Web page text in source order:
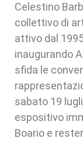
Celestino
collettivo di
attivo dal
inaugurando
sfida le
sabato 19
espositivo
Boario e